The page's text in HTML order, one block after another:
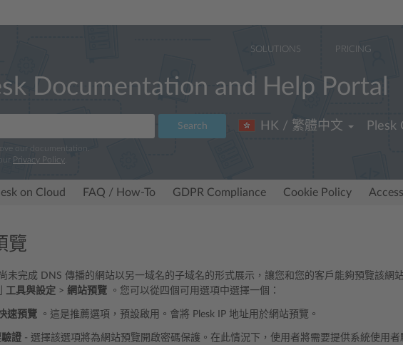
SOLUTIONS PRICING
Documentation and Help Portal
Search
our documentation.
Privacy Policy
HK / 繁體中文 Plesk
on Cloud FAQ / How-To GDPR Compliance Cookie Policy
覽
未完成 DNS 傳播的網站以另一域名的子域名的形式展示，讓您和您的客戶能夠預覽該網
工具與設定 > 網站預覽 。您可以從四個可用選項中選擇一個：
速預覽 。這是推薦選項，預設啟用。會將 Plesk IP 地址用於網站預覽。
驗證 - 選擇該選項將為網站預覽開啟密碼保護。在此情況下，使用者將需要提供系統使用